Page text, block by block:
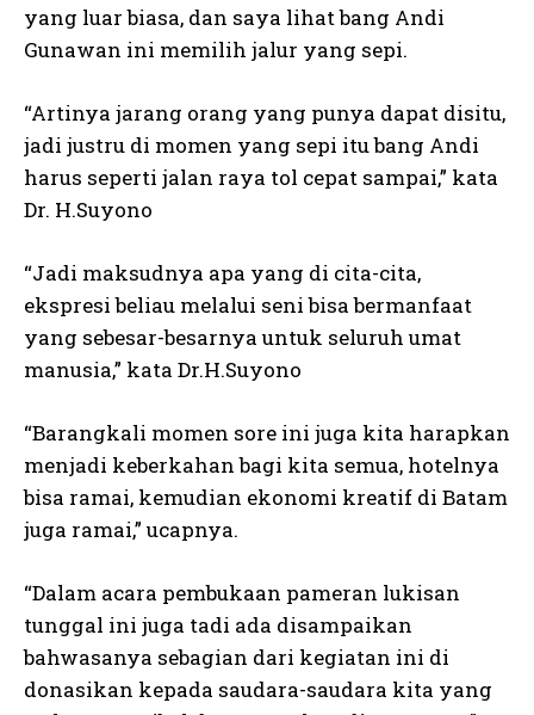
yang luar biasa, dan saya lihat bang Andi
Gunawan ini memilih jalur yang sepi.
“Artinya jarang orang yang punya dapat disitu,
jadi justru di momen yang sepi itu bang Andi
harus seperti jalan raya tol cepat sampai,” kata
Dr. H.Suyono
“Jadi maksudnya apa yang di cita-cita,
ekspresi beliau melalui seni bisa bermanfaat
yang sebesar-besarnya untuk seluruh umat
manusia,” kata Dr.H.Suyono
“Barangkali momen sore ini juga kita harapkan
menjadi keberkahan bagi kita semua, hotelnya
bisa ramai, kemudian ekonomi kreatif di Batam
juga ramai,” ucapnya.
“Dalam acara pembukaan pameran lukisan
tunggal ini juga tadi ada disampaikan
bahwasanya sebagian dari kegiatan ini di
donasikan kepada saudara-saudara kita yang